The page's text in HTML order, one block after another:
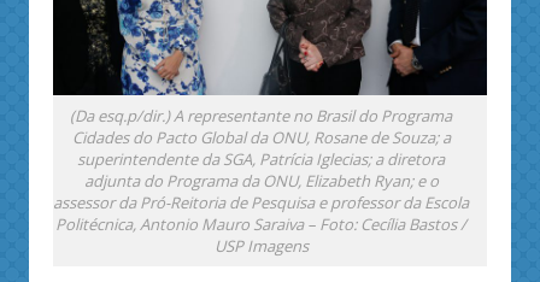
(Da esq.p/dir.) A representante no Brasil do Programa
Cidades do Pacto Global da ONU, Rosane de Souza; a
superintendente da SGA, Patrícia Iglecias; a diretora
adjunta do Programa da ONU, Elizabeth Ryan; e o
assessor da Pró-Reitoria de Pesquisa e professor da Escola
Politécnica, Antonio Mauro Saraiva – Foto: Cecília Bastos /
USP Imagens